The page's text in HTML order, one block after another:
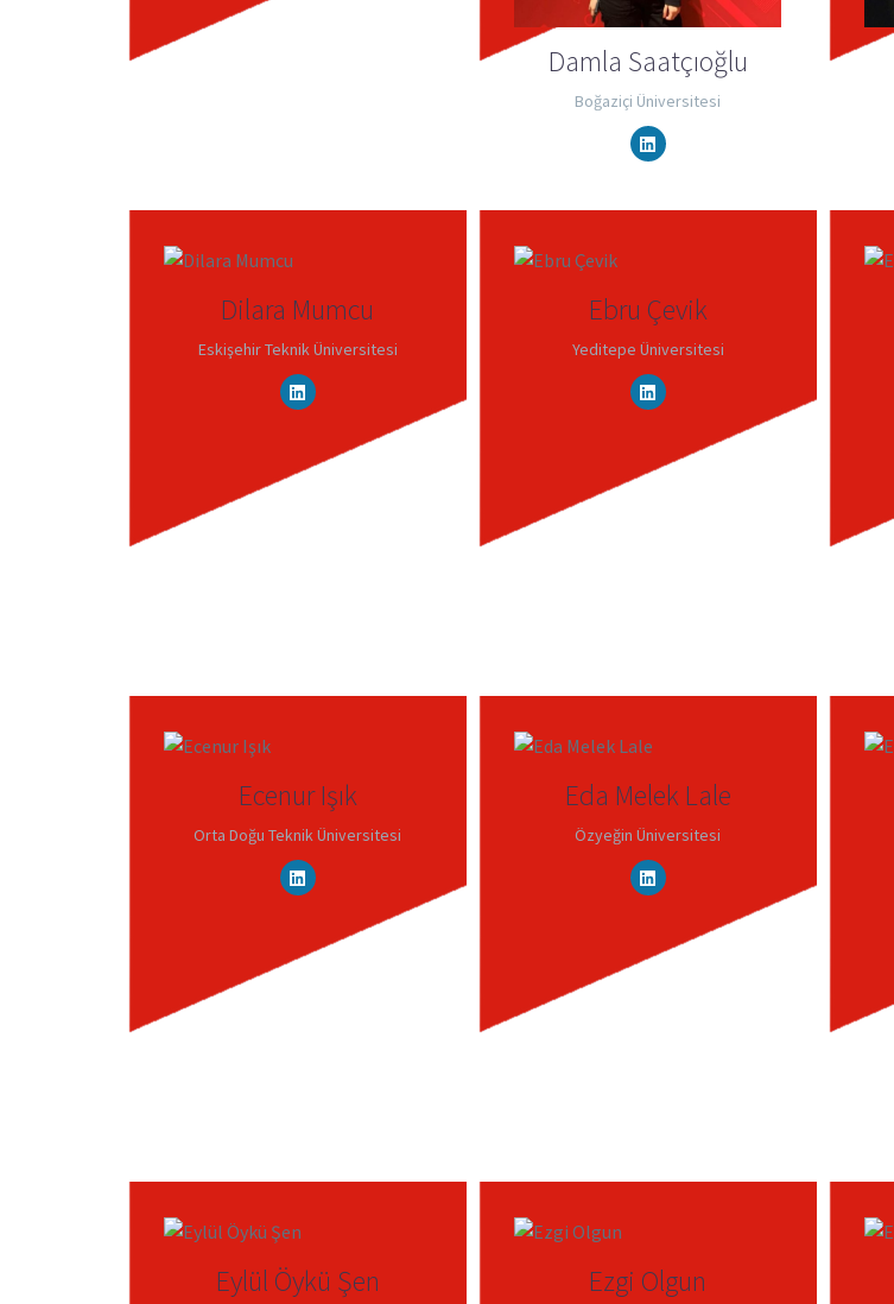
Damla Saatçıoğlu
Boğaziçi Üniversitesi
Dilara Mumcu
Eskişehir Teknik Üniversitesi
Ebru Çevik
Yeditepe Üniversitesi
Ecenur Işık
Orta Doğu Teknik Üniversitesi
Eda Melek Lale
Özyeğin Üniversitesi
Eylül Öykü Şen Ezgi Olgun